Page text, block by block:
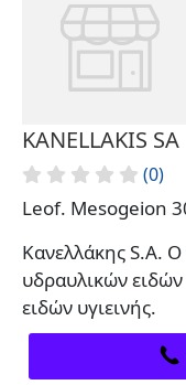
KANELLAKIS SA
(0)
Leof. Mesogeion
Κανελλάκης S.A.
υδραυλικών
ειδών υγιεινής.